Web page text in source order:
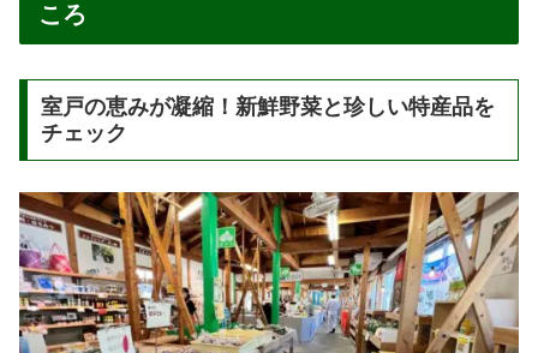
ころ
室戸の恵みが凝縮！新鮮野菜と珍しい特産品を
チェック